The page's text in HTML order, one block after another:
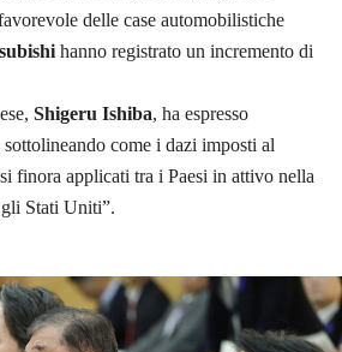
delle case automobilistiche
hanno registrato un incremento di
Shigeru Ishiba, ha espresso
sottolineando come i dazi imposti al
finora applicati tra i Paesi in attivo nella
Stati Uniti”.